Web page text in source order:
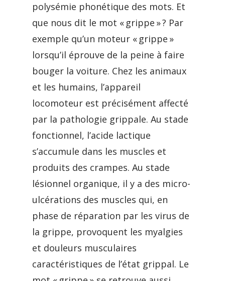
polysémie phonétique des mots. Et
que nous dit le mot « grippe » ? Par
exemple qu’un moteur « grippe »
lorsqu’il éprouve de la peine à faire
bouger la voiture. Chez les animaux
et les humains, l’appareil
locomoteur est précisément affecté
par la pathologie grippale. Au stade
fonctionnel, l’acide lactique
s’accumule dans les muscles et
produits des crampes. Au stade
lésionnel organique, il y a des micro-
ulcérations des muscles qui, en
phase de réparation par les virus de
la grippe, provoquent les myalgies
et douleurs musculaires
caractéristiques de l’état grippal. Le